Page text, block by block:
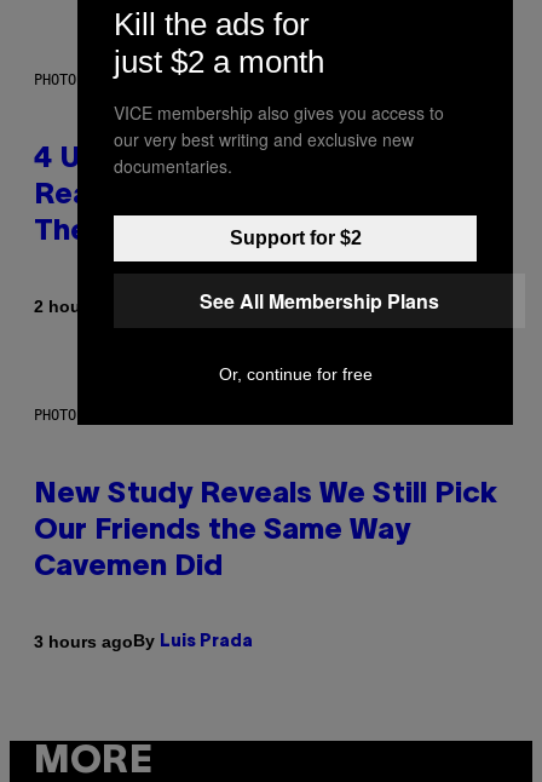
PHOTO: GCSHUTTER / GETTY IMAGES
4 Unexpected but Common
Reasons Couples End Up in
Therapy, According to an Expert
2 hours ago Sammi Caramela
PHOTO: CSA-PRINTSTOCK / GETTY IMAGES
New Study Reveals We Still Pick
Our Friends the Same Way
Cavemen Did
3 hours agoBy Luis Prada
MORE
Kill the ads for
just $2 a month
VICE membership also gives you access to
our very best writing and exclusive new
documentaries.
Support for $2
See All Membership Plans
Or, continue for free